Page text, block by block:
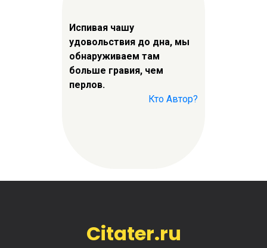
Испивая чашу
удовольствия до дна, мы
обнаруживаем там
больше гравия, чем
перлов.
Кто Автор?
Citater.ru